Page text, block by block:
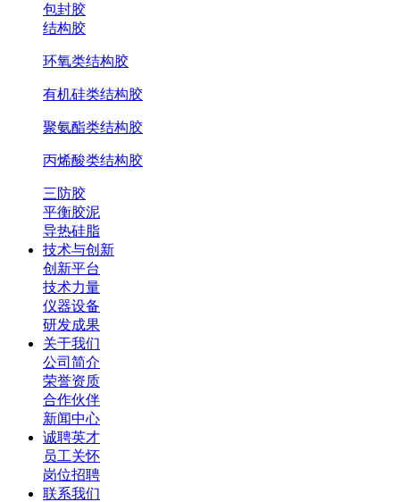
包封胶
结构胶
环氧类结构胶
有机硅类结构胶
聚氨酯类结构胶
丙烯酸类结构胶
三防胶
平衡胶泥
导热硅脂
技术与创新
创新平台
技术力量
仪器设备
研发成果
关于我们
公司简介
荣誉资质
合作伙伴
新闻中心
诚聘英才
员工关怀
岗位招聘
联系我们